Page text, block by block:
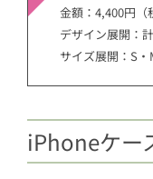
金額：4,400円（
デザイン展開：
サイズ展開：S・
iPhoneケ